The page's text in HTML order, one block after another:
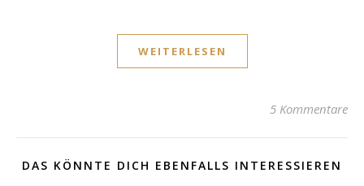
WEITERLESEN
5 Kommentare
DAS KÖNNTE DICH EBENFALLS INTERESSIEREN